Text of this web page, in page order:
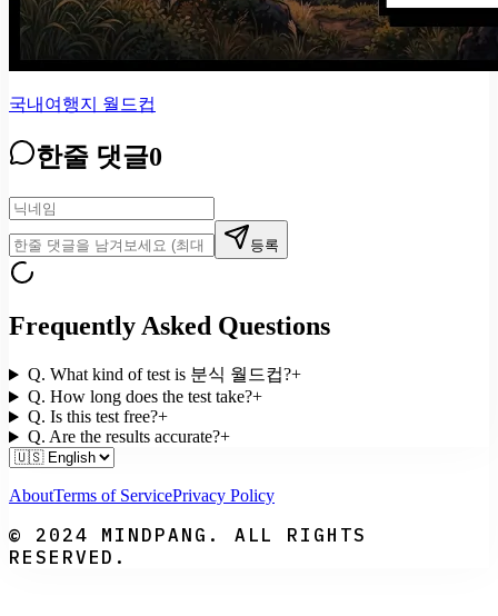
국내여행지 월드컵
한줄 댓글0
등록
Frequently Asked Questions
Q. What kind of test is 분식 월드컵?+
Q. How long does the test take?+
Q. Is this test free?+
Q. Are the results accurate?+
AboutTerms of ServicePrivacy Policy
© 2024 MINDPANG. ALL RIGHTS
RESERVED.